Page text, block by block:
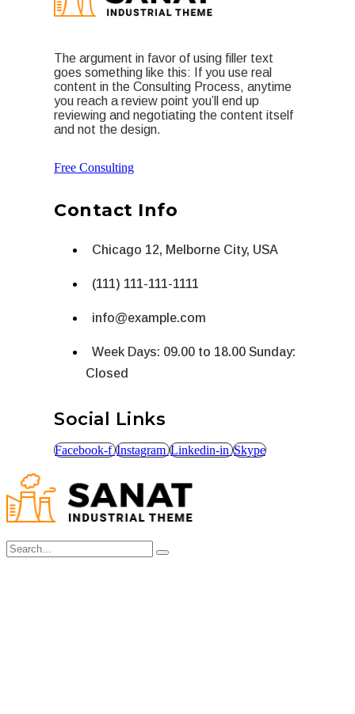
The argument in favor of using filler text
goes something like this: If you use real
content in the Consulting Process, anytime
you reach a review point you’ll end up
reviewing and negotiating the content itself
and not the design.
Free Consulting
Contact Info
Chicago 12, Melborne City, USA
(111) 111-111-1111
info@example.com
Week Days: 09.00 to 18.00 Sunday:
Closed
Social Links
Facebook-f Instagram Linkedin-in Skype